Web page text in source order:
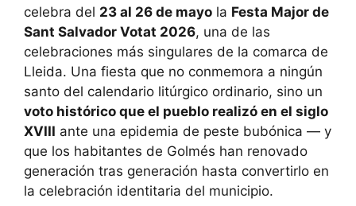
celebra del 23 al 26 de mayo la Festa Major de
Sant Salvador Votat 2026, una de las
celebraciones más singulares de la comarca de
Lleida. Una fiesta que no conmemora a ningún
santo del calendario litúrgico ordinario, sino un
voto histórico que el pueblo realizó en el siglo
XVIII ante una epidemia de peste bubónica — y
que los habitantes de Golmés han renovado
generación tras generación hasta convertirlo en
la celebración identitaria del municipio.